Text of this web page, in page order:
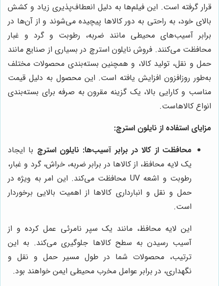
قرار گرفته است. این فیلم‌ها به دلیل انعطاف‌پذیری زیاد و کشش
بالای خود، به راحتی به دور کالاها پیچیده می‌شوند و از آن‌ها در
برابر آسیب‌های محیطی مانند ضربه، رطوبت و گرد و غبار
محافظت می‌کنند. فروش نایلون استرچ در بسیاری از صنایع مانند
حمل و نقل، تولید کالا، و همچنین بسته‌بندی محصولات مختلف
به‌طور روزافزون افزایش یافته است. این محصول به دلیل قیمت
مناسب و کارایی بالا، یک گزینه مقرون به صرفه برای بسته‌بندی
انواع کالاهاست.
مزایای استفاده از نایلون استرچ:
محافظت از کالا در برابر آسیب‌ها: نایلون استرچ با ایجاد
یک لایه محافظ، از کالاها در برابر ضربه، خراش، گرد و غبار،
رطوبت و اشعه UV محافظت می‌کند. این امر به ویژه در
حمل و نقل و انبارداری کالاها از اهمیت بالایی برخوردار
است.
این لایه محافظ، مانند یک سپر نامرئی عمل کرده و از
آسیب رسیدن به سطح کالاها جلوگیری می‌کند. به این
ترتیب، محصولات شما در طول مسیر حمل و نقل و
نگهداری، در برابر عوامل مخرب محیطی ایمن خواهند بود.